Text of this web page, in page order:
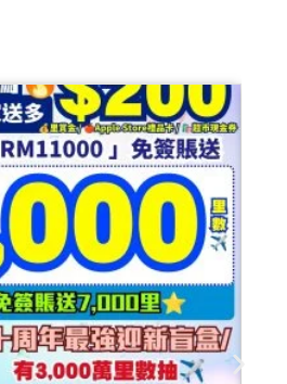
持信息準確。若任何信息與你到
商或特定產品網站有所出入，所
們作準，請參閱相關金融機構的
版本。 本網站產品之比較結果建
算獲第三方廣告客戶贊助，我們並
At MrMiles, we strive to keep
and up to date. This information
you see when you visit a finan
or specific product’s site. F
information, please refer to t
website for the most updated versi
網上繳費有0.4%回贈，市
沒有相關回贈
至里數戶口免手續費
後最多2年，最少1年(按簽賬年度
分析...